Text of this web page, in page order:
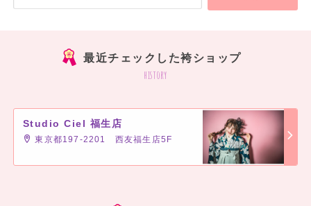
最近チェックした袴ショップ
history
Studio Ciel 福生店
東京都197-2201 西友福生店5F